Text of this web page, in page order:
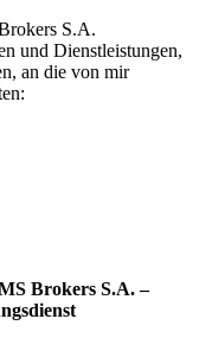
S.A.
und Dienstleistungen,
an die von mir
Brokers S.A. –